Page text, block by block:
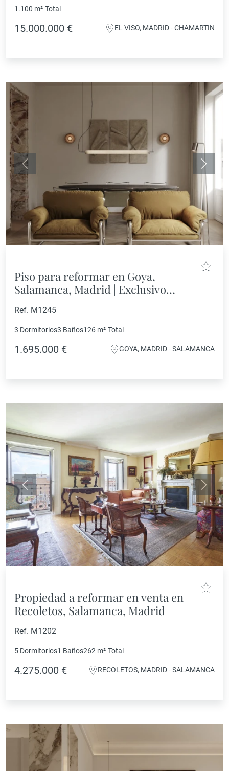
1.100 m² Total
15.000.000 € EL VISO, MADRID - CHAMARTIN
Anterior
Piso para reformar en Goya,
Salamanca, Madrid | Exclusivo
apartamento con potencial
Ref. M1245
3 Dormitorios3 Baños126 m² Total
1.695.000 € GOYA, MADRID - SALAMANCA
Anterior
Propiedad a reformar en venta en
Recoletos, Salamanca, Madrid
Ref. M1202
5 Dormitorios1 Baños262 m² Total
4.275.000 € RECOLETOS, MADRID - SALAMANCA